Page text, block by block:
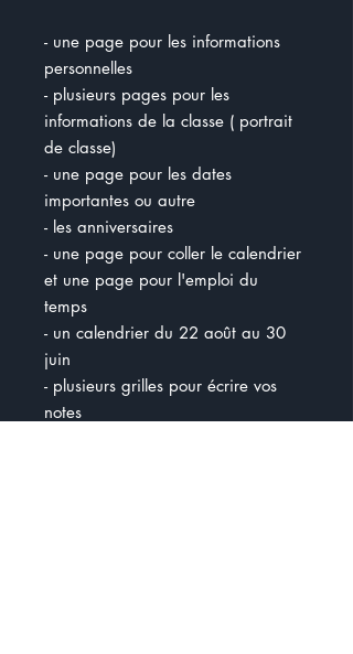
- une page pour les informations
personnelles
- plusieurs pages pour les
informations de la classe ( portrait
de classe)
- une page pour les dates
importantes ou autre
- les anniversaires
- une page pour coller le calendrier
et une page pour l'emploi du
temps
- un calendrier du 22 août au 30
juin
- plusieurs grilles pour écrire vos
notes